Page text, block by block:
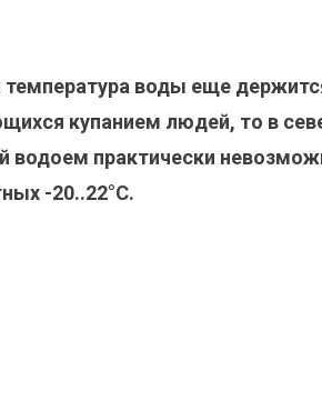
воды еще
купанием людей, то в
водоем практически
-20..22°С.